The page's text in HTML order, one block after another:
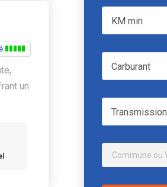
un
KM min
CarburantCarburant
TransmissionTransmission